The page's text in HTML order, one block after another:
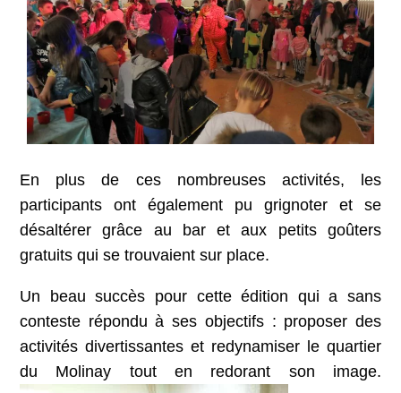
En plus de ces nombreuses activités, les
participants ont également pu grignoter et se
désaltérer grâce au bar et aux petits goûters
gratuits qui se trouvaient sur place.
Un beau succès pour cette édition qui a sans
conteste répondu à ses objectifs : proposer des
activités divertissantes et redynamiser le quartier
du Molinay tout en redorant son image.